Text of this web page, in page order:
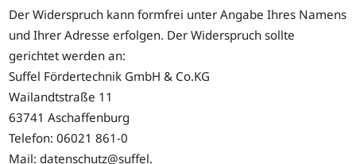
Der Widerspruch kann formfrei unter Angabe Ihres Namens
und Ihrer Adresse erfolgen. Der Widerspruch sollte
gerichtet werden an:
Suffel Fördertechnik GmbH & Co.KG
Wailandtstraße 11
63741 Aschaffenburg
Telefon: 06021 861-0
Mail: datenschutz@suffel.